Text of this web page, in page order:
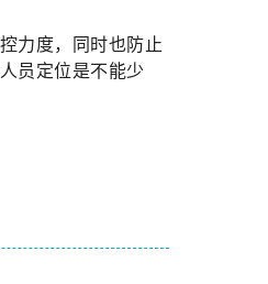
力度，同时也防止
员定位是不能少